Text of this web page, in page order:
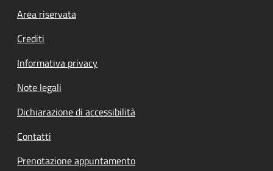
Footer menu
Area riservata
Crediti
Informativa privacy
Note legali
Dichiarazione di accessibilità
Contatti
Prenotazione appuntamento